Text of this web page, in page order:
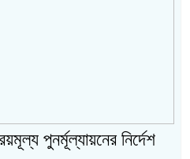
পুনর্মূল্যায়নের নির্দেশ